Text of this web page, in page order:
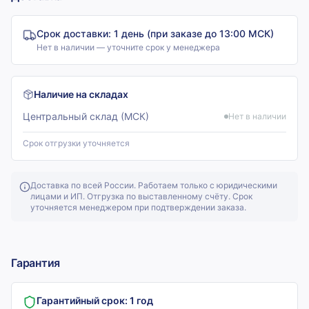
Срок доставки: 1 день (при заказе до 13:00 МСК)
Нет в наличии — уточните срок у менеджера
Наличие на складах
Центральный склад (МСК)
Нет в наличии
Срок отгрузки уточняется
Доставка по всей России. Работаем только с юридическими
лицами и ИП. Отгрузка по выставленному счёту. Срок
уточняется менеджером при подтверждении заказа.
Гарантия
Гарантийный срок: 1 год